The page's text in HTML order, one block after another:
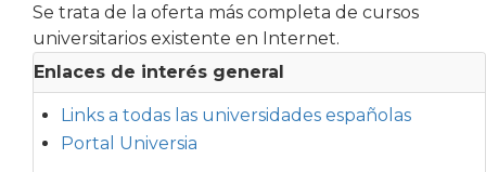
Se trata de la oferta más completa de cursos
universitarios existente en Internet.
Enlaces de interés general
Links a todas las universidades españolas
Portal Universia